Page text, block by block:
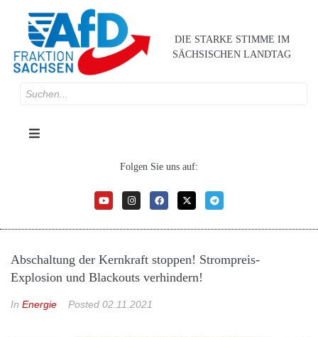
DIE STARKE STIMME IM
SÄCHSISCHEN LANDTAG
Folgen Sie uns auf:
Abschaltung der Kernkraft stoppen! Strompreis-
Explosion und Blackouts verhindern!
In Energie Posted 02.11.2021